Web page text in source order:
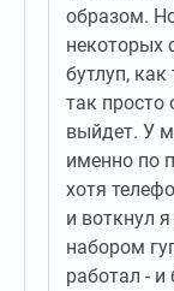
образом.
некоторых
бутлуп,
так просто
выйдет. У
именно по
хотя
и воткнул
набором
работал - и